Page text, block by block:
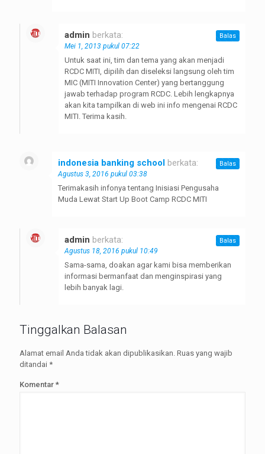
admin berkata:
Mei 1, 2013 pukul 07:22
Untuk saat ini, tim dan tema yang akan menjadi
RCDC MITI, dipilih dan diseleksi langsung oleh tim
MIC (MITI Innovation Center) yang bertanggung
jawab terhadap program RCDC. Lebih lengkapnya
akan kita tampilkan di web ini info mengenai RCDC
MITI. Terima kasih.
Balas
indonesia banking school berkata:
Agustus 3, 2016 pukul 03:38
Terimakasih infonya tentang Inisiasi Pengusaha
Muda Lewat Start Up Boot Camp RCDC MITI
Balas
admin berkata:
Agustus 18, 2016 pukul 10:49
Sama-sama, doakan agar kami bisa memberikan
informasi bermanfaat dan menginspirasi yang
lebih banyak lagi.
Balas
Tinggalkan Balasan
Alamat email Anda tidak akan dipublikasikan. Ruas yang wajib
ditandai *
Komentar *